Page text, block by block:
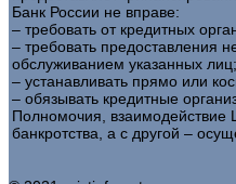
Банк России не вправе:
– требовать от кредитных
– требовать предоставления
обслуживанием указанных лиц;
– устанавливать прямо или
– обязывать кредитные
Полномочия, взаимодействие
банкротства, а с другой –